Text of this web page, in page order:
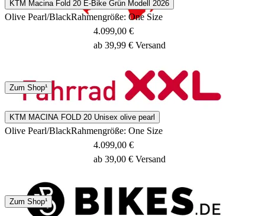
KTM Macina Fold 20 E-Bike Grün Modell 2026
Olive Pearl/BlackRahmengröße: One Size
Spedition
3 - 5 Tage
4.099,00 €
ab 39,99 € Versand
Zum Shop¹
KTM MACINA FOLD 20 Unisex olive pearl
Olive Pearl/BlackRahmengröße: One Size
4 - 7 Tage
4.099,00 €
ab 39,00 € Versand
Zum Shop¹